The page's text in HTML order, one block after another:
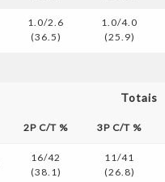
1.0/2.6
(36.5)
1.0/4.0
(25.9)
Totais
2P C/T % 3P C/T %
16/42
(38.1)
11/41
(26.8)